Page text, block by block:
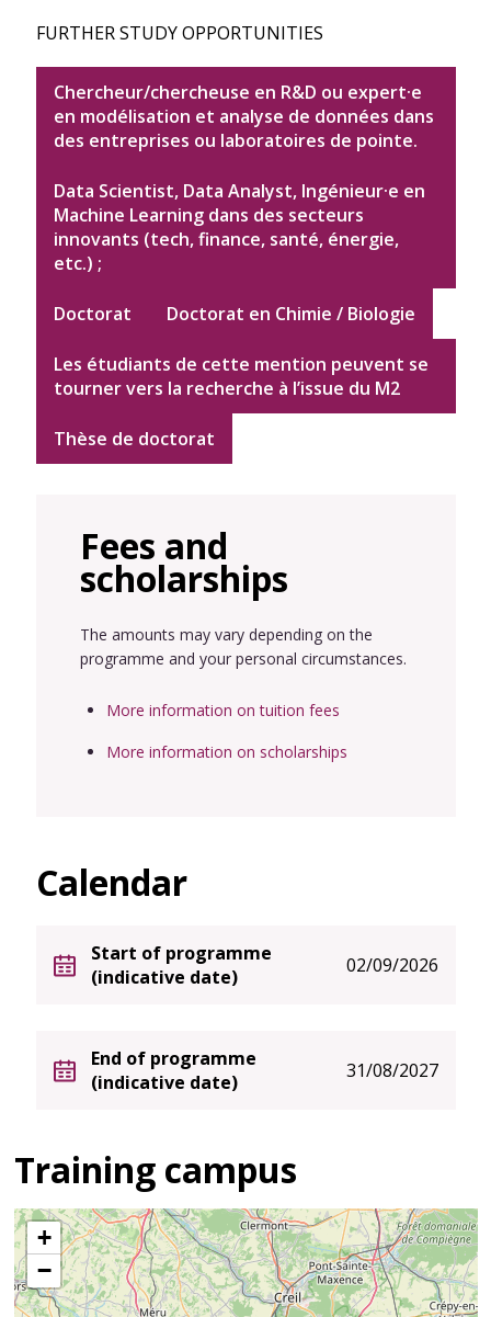
FURTHER STUDY OPPORTUNITIES
Chercheur/chercheuse en R&D ou expert·e
en modélisation et analyse de données dans
des entreprises ou laboratoires de pointe.
Data Scientist, Data Analyst, Ingénieur·e en
Machine Learning dans des secteurs
innovants (tech, finance, santé, énergie,
etc.) ;
Doctorat Doctorat en Chimie / Biologie
Les étudiants de cette mention peuvent se
tourner vers la recherche à l’issue du M2
Thèse de doctorat
Fees and
scholarships
The amounts may vary depending on the
programme and your personal circumstances.
More information on tuition fees
More information on scholarships
Calendar
Start of programme
(indicative date)
02/09/2026
End of programme
(indicative date)
31/08/2027
Training campus
+
−